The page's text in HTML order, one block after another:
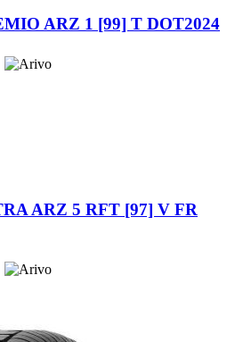
ARZ 1 [99] T DOT2024
ARZ 5 RFT [97] V FR